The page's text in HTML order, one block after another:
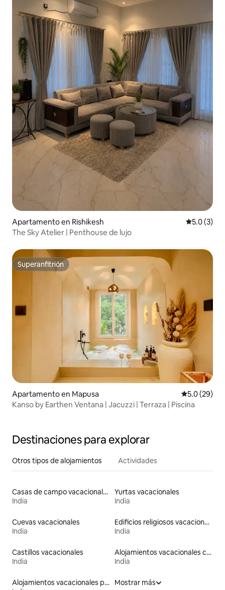
Apartamento en Rishikesh
5.0 (3)
The Sky Atelier | Penthouse de lujo
Superanfitrión
Superanfitrión
Apartamento en Mapusa Calificación
5.0 (29)
Kanso by Earthen Ventana | Jacuzzi | Terraza | Piscina
Destinaciones para explorar
Otros tipos de alojamientos Actividades
Casas de campo vacacionales
India
Yurtas vacacionales
India
Cuevas vacacionales
India
Edificios religiosos vacacionales
India
Castillos vacacionales
India
Alojamientos vacacionales con entrada y salida de pistas de esquí
India
Alojamientos vacacionales para familias
Mostrar más